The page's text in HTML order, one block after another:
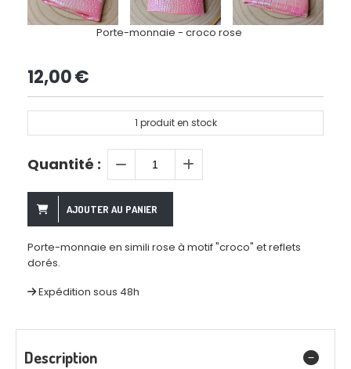
Porte-monnaie - croco rose
12,00€
1 produit en stock
Quantité :
AJOUTER AU PANIER
Porte-monnaie en simili rose à motif "croco" et reflets
dorés.
Expédition sous 48h
Description